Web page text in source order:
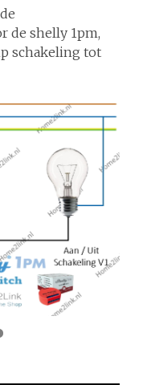
de shelly 1pm,
schakeling tot